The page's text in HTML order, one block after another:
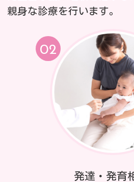
親身な診療を行います。
発達・発育